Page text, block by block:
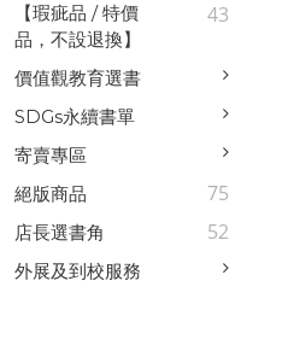
【瑕疵品 / 特價
品，不設退換】
43
價值觀教育選書
SDGs永續書單
寄賣專區
絕版商品
75
店長選書角 52
外展及到校服務